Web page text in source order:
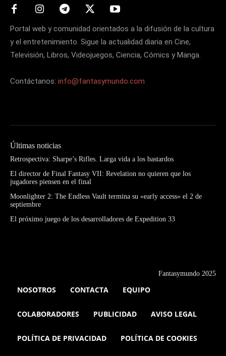
Portal web y comunidad orientados a la difusión de la cultura
y el entretenimiento. Sigue la actualidad diaria en Cine,
Televisión, Libros, Videojuegos, Ciencia, Cómics y Manga.
Contáctanos: info@fantasymundo.com
Últimas noticias
Retrospectiva: Sharpe’s Rifles. Larga vida a los bastardos
El director de Final Fantasy VII: Revelation no quieren que los
jugadores piensen en el final
Moonlighter 2: The Endless Vault termina su «early access» el 2 de
septiembre
El próximo juego de los desarrolladores de Expedition 33
Fantasymundo 2025
NOSOTROS CONTACTA EQUIPO
COLABORADORES PUBLICIDAD AVISO LEGAL
POLÍTICA DE PRIVACIDAD POLÍTICA DE COOKIES